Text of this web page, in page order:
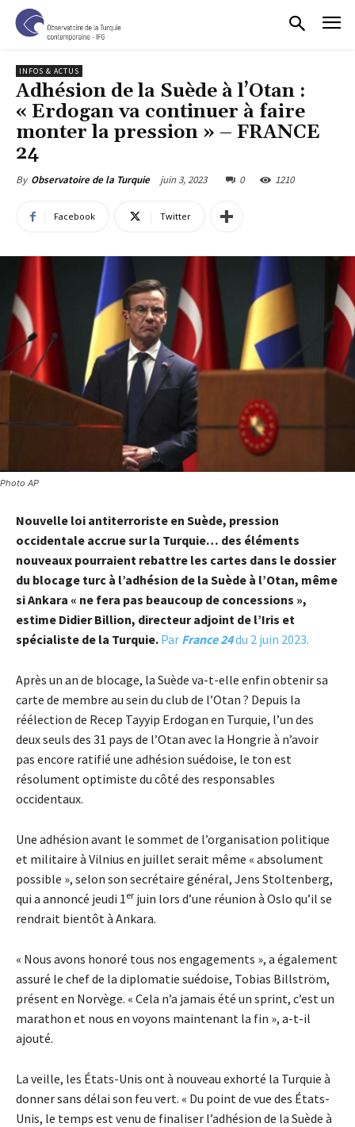
INFOS & ACTUS
Adhésion de la Suède à l’Otan :
« Erdogan va continuer à faire
monter la pression » – FRANCE
24
By Observatoire de la Turquie juin 3, 2023 0 1210
Facebook Twitter
Photo AP
Nouvelle loi antiterroriste en Suède, pression
occidentale accrue sur la Turquie… des éléments
nouveaux pourraient rebattre les cartes dans le dossier
du blocage turc à l’adhésion de la Suède à l’Otan, même
si Ankara « ne fera pas beaucoup de concessions »,
estime Didier Billion, directeur adjoint de l’Iris et
spécialiste de la Turquie. Par France 24du 2 juin 2023.
Après un an de blocage, la Suède va-t-elle enfin obtenir sa
carte de membre au sein du club de l’Otan ? Depuis la
réélection de Recep Tayyip Erdogan en Turquie, l’un des
deux seuls des 31 pays de l’Otan avec la Hongrie à n’avoir
pas encore ratifié une adhésion suédoise, le ton est
résolument optimiste du côté des responsables
occidentaux.
Une adhésion avant le sommet de l’organisation politique
et militaire à Vilnius en juillet serait même « absolument
possible », selon son secrétaire général, Jens Stoltenberg,
qui a annoncé jeudi 1er juin lors d’une réunion à Oslo qu’il se
rendrait bientôt à Ankara.
« Nous avons honoré tous nos engagements », a également
assuré le chef de la diplomatie suédoise, Tobias Billström,
présent en Norvège. « Cela n’a jamais été un sprint, c’est un
marathon et nous en voyons maintenant la fin », a-t-il
ajouté.
La veille, les États-Unis ont à nouveau exhorté la Turquie à
donner sans délai son feu vert. « Du point de vue des États-
Unis, le temps est venu de finaliser l’adhésion de la Suède à